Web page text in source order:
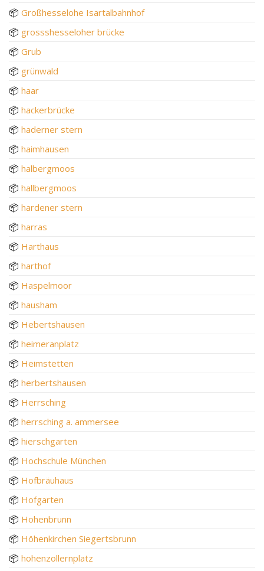
📦 Großhesselohe Isartalbahnhof
📦 grossshesseloher brücke
📦 Grub
📦 grünwald
📦 haar
📦 hackerbrücke
📦 haderner stern
📦 haimhausen
📦 halbergmoos
📦 hallbergmoos
📦 hardener stern
📦 harras
📦 Harthaus
📦 harthof
📦 Haspelmoor
📦 hausham
📦 Hebertshausen
📦 heimeranplatz
📦 Heimstetten
📦 herbertshausen
📦 Herrsching
📦 herrsching a. ammersee
📦 hierschgarten
📦 Hochschule München
📦 Hofbräuhaus
📦 Hofgarten
📦 Hohenbrunn
📦 Höhenkirchen Siegertsbrunn
📦 hohenzollernplatz